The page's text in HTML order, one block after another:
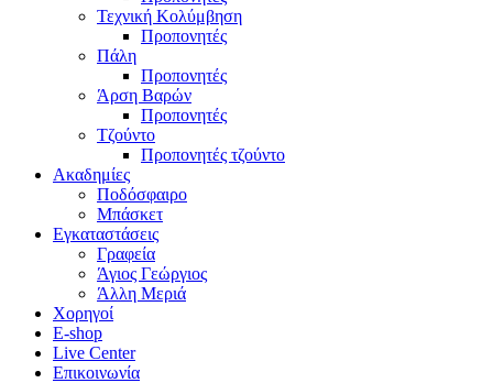
Τεχνική Κολύμβηση
Προπονητές
Πάλη
Προπονητές
Άρση Βαρών
Προπονητές
Τζούντο
Προπονητές τζούντο
Ακαδημίες
Ποδόσφαιρο
Μπάσκετ
Εγκαταστάσεις
Γραφεία
Άγιος Γεώργιος
Άλλη Μεριά
Χορηγοί
E-shop
Live Center
Επικοινωνία